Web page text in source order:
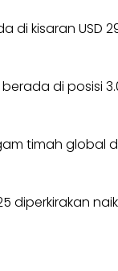
di kisaran USD
di posisi
timah global
naik